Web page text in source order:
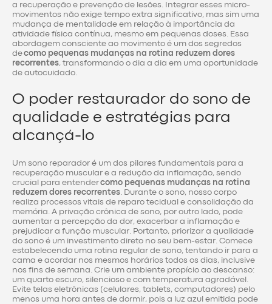
a recuperação e prevenção de lesões. Integrar esses micro-
movimentos não exige tempo extra significativo, mas sim uma
mudança de mentalidade em relação à importância da
atividade física contínua, mesmo em pequenas doses. Essa
abordagem consciente ao movimento é um dos segredos
decomo pequenas mudanças na rotina reduzem dores
recorrentes, transformando o dia a dia em uma oportunidade
de autocuidado.
O poder restaurador do sono de
qualidade e estratégias para
alcançá-lo
Um sono reparador é um dos pilares fundamentais para a
recuperação muscular e a redução da inflamação, sendo
crucial para entendercomo pequenas mudanças na rotina
reduzem dores recorrentes . Durante o sono, nosso corpo
realiza processos vitais de reparo tecidual e consolidação da
memória. A privação crônica de sono, por outro lado, pode
aumentar a percepção da dor, exacerbar a inflamação e
prejudicar a função muscular. Portanto, priorizar a qualidade
do sono é um investimento direto no seu bem-estar. Comece
estabelecendo uma rotina regular de sono, tentando ir para a
cama e acordar nos mesmos horários todos os dias, inclusive
nos fins de semana. Crie um ambiente propício ao descanso:
um quarto escuro, silencioso e com temperatura agradável.
Evite telas eletrônicas (celulares, tablets, computadores) pelo
menos uma hora antes de dormir, pois a luz azul emitida pode